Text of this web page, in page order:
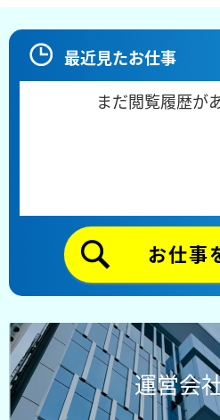
最近見たお仕事
まだ閲覧履歴が
お仕事
運営会